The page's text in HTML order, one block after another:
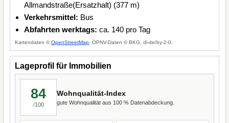
Allmandstraße(Ersatzhalt) (377 m)
Verkehrsmittel: Bus
Abfahrten werktags: ca. 140 pro Tag
Kartendaten ©OpenStreetMap , ÖPNV-Daten © BKG, dl-de/by-2-0.
Lageprofil für Immobilien
84
/100
Wohnqualität-Index
gute Wohnqualität aus 100 % Datenabdeckung.